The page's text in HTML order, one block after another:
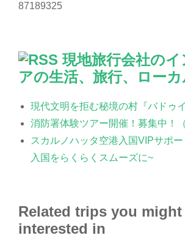
87189325
現地旅行会社の
アの生活、旅行、ローカ
現代文明を拒む秘境の村『バドゥ
消防署体験ツアー開催！募集中！
スカルノハッタ空港入国VIPサポ
入国をらくらくスムーズに~
Related trips you might
interested in